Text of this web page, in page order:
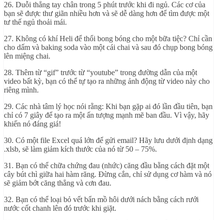
26. Duỗi thẳng tay chân trong 5 phút trước khi đi ngủ. Các cơ của
bạn sẽ được thư giãn nhiều hơn và sẽ dễ dàng hơn để tìm được một
tư thế ngủ thoải mái.
27. Không có khí Heli để thổi bong bóng cho một bữa tiệc? Chỉ cần
cho dấm và baking soda vào một cái chai và sau đó chụp bong bóng
lên miệng chai.
28. Thêm từ “gif” trước từ “youtube” trong đường dẫn của một
video bất kỳ, bạn có thể tự tạo ra những ảnh động từ video này cho
riêng mình.
29. Các nhà tâm lý học nói rằng: Khi bạn gặp ai đó lần đầu tiên, bạn
chỉ có 7 giây để tạo ra một ấn tượng mạnh mẽ ban đầu. Vì vậy, hãy
khiến nó đáng giá!
30. Có một file Excel quá lớn để gửi email? Hãy lưu dưới định dạng
.xlsb, sẽ làm giảm kích thước của nó từ 50 – 75%.
31. Bạn có thể chữa chứng đau (nhức) căng đầu bằng cách đặt một
cây bút chì giữa hai hàm răng. Đừng cắn, chỉ sử dụng cơ hàm và nó
sẽ giảm bớt căng thẳng và cơn đau.
32. Bạn có thể loại bỏ vết bẩn mồ hôi dưới nách bằng cách rưới
nước cốt chanh lên đó trước khi giặt.